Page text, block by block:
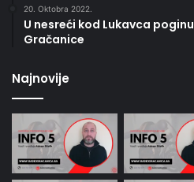
20. Oktobra 2022.
U nesreći kod Lukavca
Gračanice
Najnovije